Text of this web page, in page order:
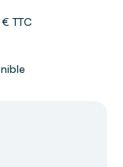
TTC